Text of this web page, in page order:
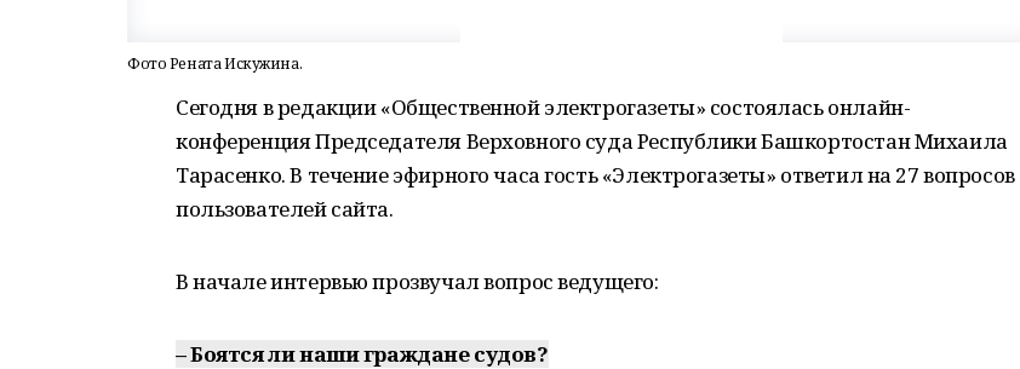
Фото Рената Искужина.
Сегодня в редакции «Общественной электрогазеты» состоялась онлайн-
конференция Председателя Верховного суда Республики Башкортостан Михаила
Тарасенко. В течение эфирного часа гость «Электрогазеты» ответил на 27 вопросов
пользователей сайта.
В начале интервью прозвучал вопрос ведущего:
– Боятся ли наши граждане судов?